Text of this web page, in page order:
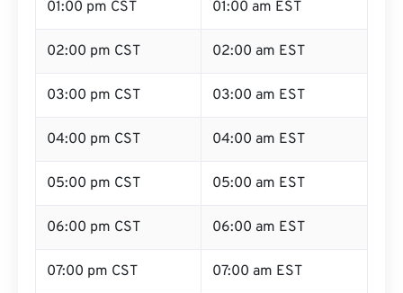
01:00 pm CST 01:00 am EST
02:00 pm CST 02:00 am EST
03:00 pm CST 03:00 am EST
04:00 pm CST 04:00 am EST
05:00 pm CST 05:00 am EST
06:00 pm CST 06:00 am EST
07:00 pm CST 07:00 am EST